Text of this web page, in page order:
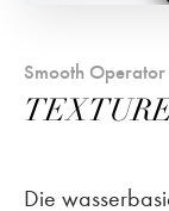
Smooth Operator
Die